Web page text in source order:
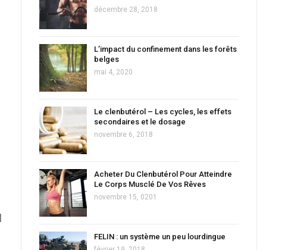
décembre 28, 2018
L’impact du confinement dans les forêts
belges
mai 4, 2020
Le clenbutérol – Les cycles, les effets
secondaires et le dosage
novembre 6, 2018
Acheter Du Clenbutérol Pour Atteindre
Le Corps Musclé De Vos Rêves
novembre 15, 0201
FELIN : un système un peu lourdingue